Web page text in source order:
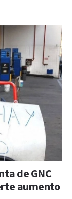
de GNC
aumento